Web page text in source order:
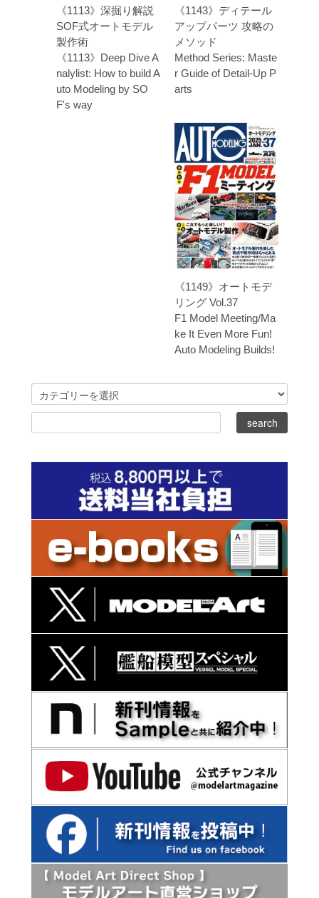
《1113》深掘り解説
SOF式オートモデル
製作術
《1113》Deep Dive A
nalylist: How to build A
uto Modeling by SO
F's way
《1143》ディテール
アップパーツ 攻略の
メソッド
Method Series: Maste
r Guide of Detail-Up P
arts
《1149》オートモデ
リング Vol.37
F1 Model Meeting/Ma
ke It Even More Fun!
Auto Modeling Builds!